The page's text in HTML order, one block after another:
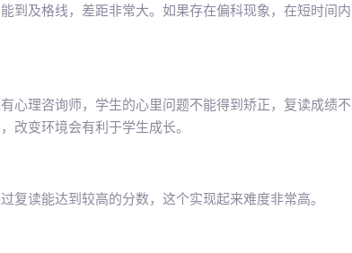
到及格线，差距非常大。如果存在偏科现象，在短时间内
心理咨询师，学生的心里问题不能得到矫正，复读成绩不
改变环境会有利于学生成长。
复读能达到较高的分数，这个实现起来难度非常高。